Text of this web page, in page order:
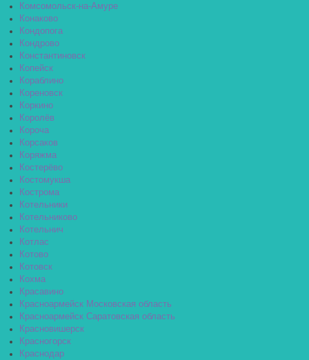
Комсомольск-на-Амуре
Конаково
Кондопога
Кондрово
Константиновск
Копейск
Кораблино
Кореновск
Коркино
Королёв
Короча
Корсаков
Коряжма
Костерёво
Костомукша
Кострома
Котельники
Котельниково
Котельнич
Котлас
Котово
Котовск
Кохма
Красавино
Красноармейск Московская область
Красноармейск Саратовская область
Красновишерск
Красногорск
Краснодар